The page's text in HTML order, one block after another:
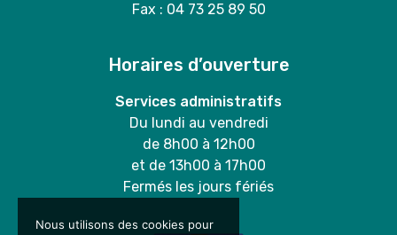
Fax : 04 73 25 89 50
Horaires d’ouverture
Services administratifs
Du lundi au vendredi
de 8h00 à 12h00
et de 13h00 à 17h00
Fermés les jours fériés
Nous utilisons des cookies pour